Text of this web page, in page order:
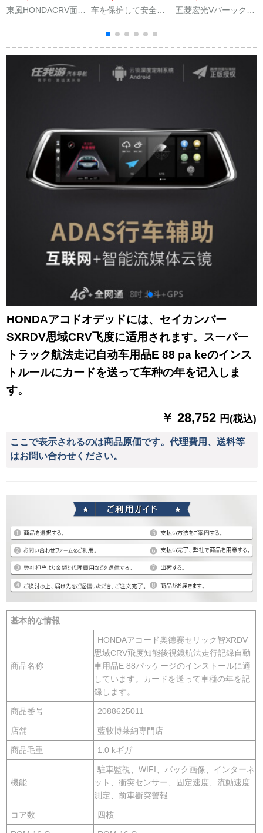
東風HONDACRV面取
CR-Vバラック折られ
たばかりの純正元工
場の外郭レンズ5線の
车を保护して安全な
の车のナビゲームシ
ョウの4路线のドライ
をバークして映像の
夜のテレビィの4つの
センサー+1 Tハ-ドデ
ィック+线を见ます。
五菱宏光Vバーックラ
ー
HONDAアコドオデッドには、セイカンバー
SXRDV思域CRV飞度に适用されます。スーパー
トラック航法走记自动车用品E 88 pa keのインス
トルールにカードを送って车种の年を记入しま
す。
￥ 28,752 円(税込)
ここで表示されるのは商品原価です。代理費用、送料等
はお問い合わせください。
基本的な情報
商品名称
HONDAアコード奥德赛セリック智XRDV
思域CRV飛度知能後視鏡航法走行記録自動
車用品E 88パッケージのインストールに適
しています。カードを送って車種の年を記
録します。
商品番号 2088625011
店舗 藍牧博莱納専門店
商品毛重 1.0 kギガ
機能
駐車監視、WIFI、バック画像、インターネ
ット、衝突センサー、固定速度、流動速度
測定、前車衝突警報
コア数 四核